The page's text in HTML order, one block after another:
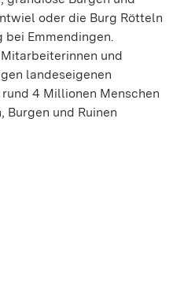
oder die Burg Rötteln
bei Emmendingen.
und
landeseigenen
4 Millionen Menschen
Burgen und Ruinen